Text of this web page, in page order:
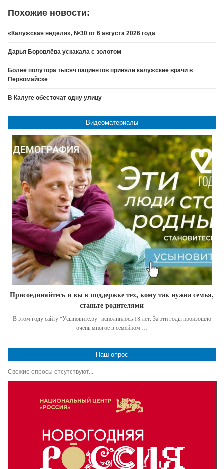
Похожие новости:
«Калужская неделя», №30 от 6 августа 2026 года
Дарья Боровлёва ускакала с золотом
Более полутора тысяч пациентов приняли калужские врачи в
Первомайске
В Калуге обесточат одну улицу
Видеоматериалы
Присоединяйтесь и вы к поддержке тех, кому так нужна семья,
станьте родителями
В этом году сайту "Усыновите.ру" исполнилось 18 лет. За эти годы произошло
очень многое в семейном …
Наш опрос
Свежие опросы отсутствуют...